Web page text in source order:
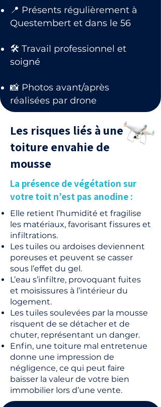
📍 Présents régulièrement à
Questembert et dans le 56
🛠 Travail professionnel et
soigné
📸 Photos avant/après
réalisées par drone
Les risques liés à une
toiture envahie de
mousse
La présence de végétation sur
votre toit n’est pas anodine :
Elle retient l’humidité et fragilise
les matériaux, favorisant fissures et
infiltrations.
Les tuiles ou ardoises deviennent
poreuses et peuvent se casser
sous l’effet du gel.
L’eau s’infiltre, provoquant fuites
et moisissures à l’intérieur du
logement.
Les tuiles soulevées par la mousse
risquent de se détacher et de
chuter, représentant un danger.
Enfin, une toiture mal entretenue
donne une impression de
négligence, ce qui peut faire
baisser la valeur de votre bien
immobilier lors d’une vente.